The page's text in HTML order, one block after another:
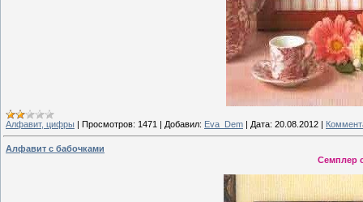
Алфавит, цифры | Просмотров: 1471 | Добавил: Eva_Dem | Дата: 20.08.2012 |
Алфавит с бабочками
Семплер